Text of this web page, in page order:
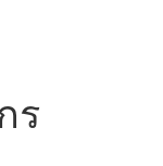
ร